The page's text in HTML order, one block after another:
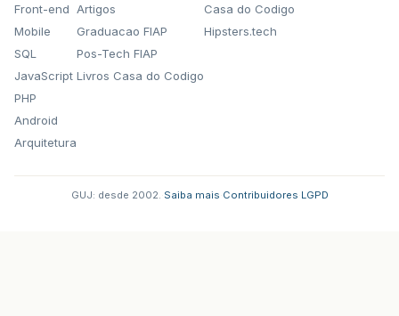
Front-end
Mobile
SQL
JavaScript
PHP
Android
Arquitetura
Artigos
Graduacao FIAP
Pos-Tech FIAP
Livros Casa do Codigo
Casa do Codigo
Hipsters.tech
GUJ: desde 2002. Saiba mais Contribuidores LGPD